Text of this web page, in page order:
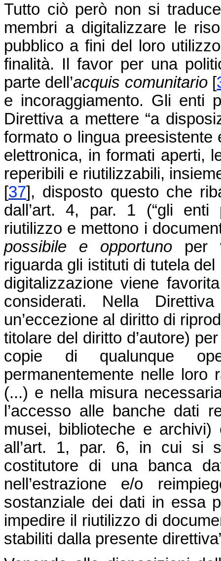
Tutto ciò però non si
membri a digitalizzare le
pubblico a fini del loro
finalità. Il favor per una
parte dell’acquis comunitario [
e incoraggiamento. Gli enti
Direttiva a mettere “a
formato o lingua
elettronica, in formati aperti,
reperibili e riutilizzabili,
[37] , disposto questo che
dall’art. 4, par. 1 (“gli enti
riutilizzo e mettono i
possibile e opportunoper
riguarda gli istituti di tutela
digitalizzazione viene
considerati. Nella
un’eccezione al diritto di
titolare del diritto d’autore)
copie di qualunque
permanentemente nelle
(...) e nella misura
l’accesso alle banche dati
musei, biblioteche e
all’art. 1, par. 6, in cui si
costitutore di una banca
nell’estrazione e/o
sostanziale dei dati in essa
impedire il riutilizzo di
stabiliti dalla presente